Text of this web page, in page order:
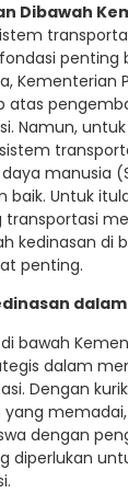
Dibawah
penting
Kementerian
atas
Namun,
manusia
baik. Untuk
kedinasan di
penting.
bawah
dalam
Dengan
dengan
diperlukan